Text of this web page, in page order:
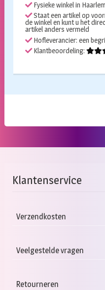
Fysieke winkel in Haarlem
Staat een artikel op
de winkel en kunt u het
artikel anders vermeld
Hofleverancier: een
Klantbeoordeling:
Klantenservice
Verzendkosten
Veelgestelde vragen
Retourneren